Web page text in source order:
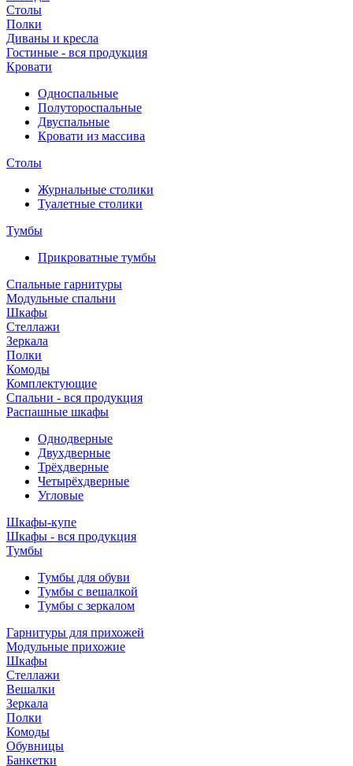
Столы
Полки
Диваны и кресла
Гостиные - вся продукция
Кровати
Односпальные
Полутороспальные
Двуспальные
Кровати из массива
Столы
Журнальные столики
Туалетные столики
Тумбы
Прикроватные тумбы
Спальные гарнитуры
Модульные спальни
Шкафы
Стеллажи
Зеркала
Полки
Комоды
Комплектующие
Спальни - вся продукция
Распашные шкафы
Однодверные
Двухдверные
Трёхдверные
Четырёхдверные
Угловые
Шкафы-купе
Шкафы - вся продукция
Тумбы
Тумбы для обуви
Тумбы с вешалкой
Тумбы с зеркалом
Гарнитуры для прихожей
Модульные прихожие
Шкафы
Стеллажи
Вешалки
Зеркала
Полки
Комоды
Обувницы
Банкетки